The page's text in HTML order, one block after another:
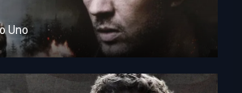
Uno